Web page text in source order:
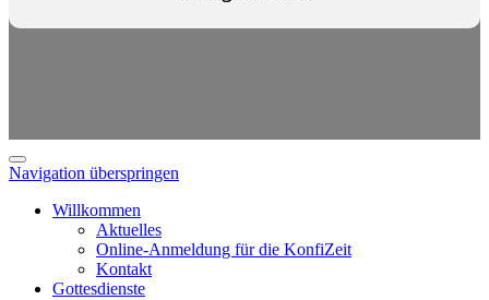
Navigation überspringen
Willkommen
Aktuelles
Online-Anmeldung für die KonfiZeit
Kontakt
Gottesdienste